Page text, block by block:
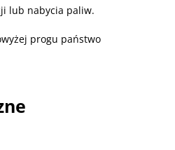
lub nabycia paliw.
progu państwo